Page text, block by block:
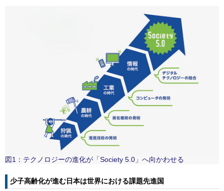
図1：テクノロジーの進化が「Society 5.0」へ向かわせる
少子高齢化が進む日本は世界における課題先進国